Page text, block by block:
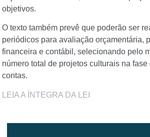
objetivos.
O texto também prevê que poderão ser
periódicos para avaliação orçamentária,
financeira e contábil, selecionando pelo
número total de projetos culturais na
contas.
LEIA A ÍNTEGRA DA LEI